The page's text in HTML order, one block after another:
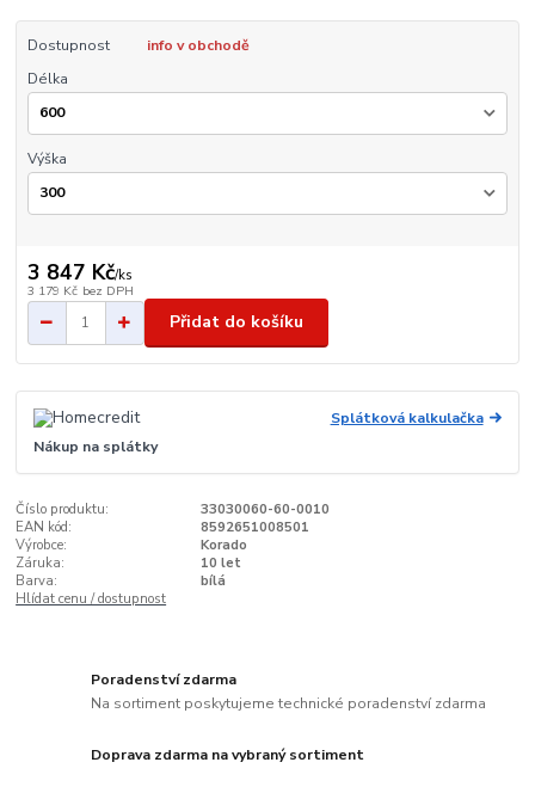
Dostupnost
info v obchodě
Délka
Výška
3 847 Kč/ks
3 179 Kč bez DPH
Přidat do košíku
Splátková kalkulačka
Nákup na splátky
Číslo produktu:
33030060-60-0010
EAN kód:
8592651008501
Výrobce:
Korado
Záruka:
10 let
Barva:
bílá
Hlídat cenu / dostupnost
Poradenství zdarma
Na sortiment poskytujeme technické poradenství zdarma
Doprava zdarma na vybraný sortiment